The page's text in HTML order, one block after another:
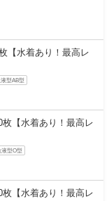
【水着あり！最高レ
液型AB型
【水着あり！最高レ
液型O型
【水着あり！最高レ